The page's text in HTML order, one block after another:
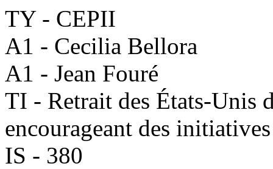
TY - CEPII
A1 - Cecilia Bellora
A1 - Jean Fouré
TI - Retrait des États-Unis
encourageant des
IS - 380